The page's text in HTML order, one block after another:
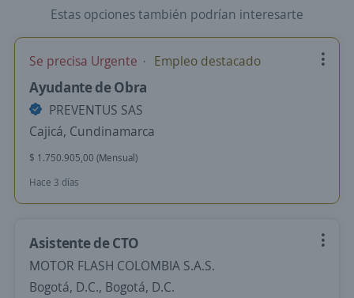
Estas opciones también podrían interesarte
Se precisa Urgente Empleo destacado
Ayudante de Obra
PREVENTUS SAS
Cajicá, Cundinamarca
$ 1.750.905,00 (Mensual)
Hace 3 días
Asistente de CTO
MOTOR FLASH COLOMBIA S.A.S.
Bogotá, D.C., Bogotá, D.C.